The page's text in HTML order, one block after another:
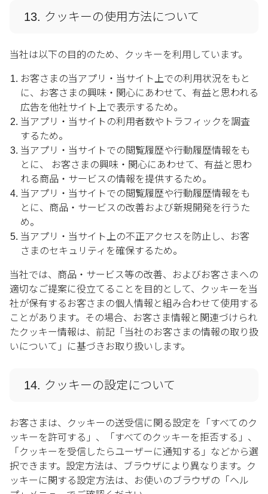
13. クッキーの使用方法について
当社は以下の目的のため、クッキーを利用しています。
お客さまの当アプリ・当サイト上での利用状況をもと
に、お客さまの興味・関心にあわせて、有益と思われる
広告を他社サイト上で表示するため。
当アプリ・当サイトの利用者数やトラフィックを調査
するため。
当アプリ・当サイトでの閲覧履歴や行動履歴情報をも
とに、 お客さまの興味・関心にあわせて、有益と思わ
れる商品・サービスの情報を提供するため。
当アプリ・当サイトでの閲覧履歴や行動履歴情報をも
とに、商品・サービスの改善および新規開発を行うた
め。
当アプリ・当サイト上の不正アクセスを防止し、お客
さまのセキュリティを確保するため。
当社では、商品・サービス等の改善、およびお客さまへの
適切なご提案に役立てることを目的として、クッキーを当
社が保有するお客さまの個人情報と組み合わせて使用する
ことがあります。その場合、お客さま情報と関連づけられ
たクッキー情報は、前記「当社のお客さまの情報の取り扱
いについて」に基づきお取り扱いします。
14. クッキーの設定について
お客さまは、クッキーの送受信に関る設定を「すべてのク
ッキーを許可する」、「すべてのクッキーを拒否する」、
「クッキーを受信したらユーザーに通知する」などから選
択できます。設定方法は、ブラウザにより異なります。ク
ッキーに関する設定方法は、お使いのブラウザの「ヘル